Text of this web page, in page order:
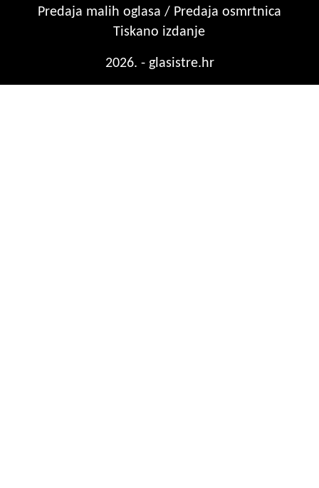
Predaja malih oglasa / Predaja osmrtnica
Tiskano izdanje
2026. - glasistre.hr